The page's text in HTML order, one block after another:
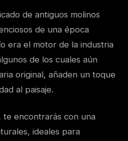
de antiguos molinos
de una época
era el motor de la industria
de los cuales aún
original, añaden un toque
al paisaje.
te encontrarás con una
ideales para